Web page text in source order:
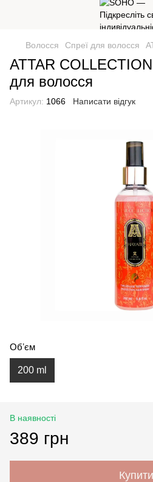
Волосся Спреї для волосся
ATTAR
для волосся
Артикул: 1066 Написати відгук
Обʼєм
200 ml
В наявності
389 грн
Купити